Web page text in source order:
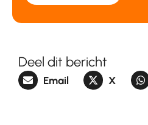
Deel dit bericht
Email X